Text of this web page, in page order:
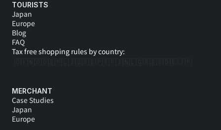
TOURISTS
Japan
Europe
Blog
FAQ
Tax free shopping rules by country:
MERCHANT
Case Studies
Japan
Europe